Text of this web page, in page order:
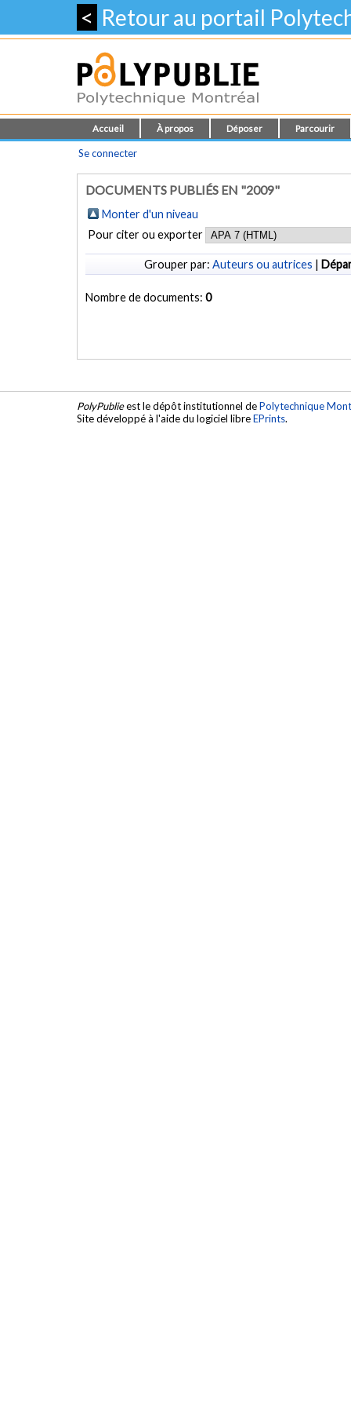
< Retour au portail
Accueil À propos Déposer Parcourir
Se connecter
DOCUMENTS PUBLIÉS EN "2009"
Monter d'un niveau
Pour citer ou exporter
Grouper par: Auteurs ou autrices |
Nombre de documents: 0
PolyPublieest le dépôt institutionnel dePolytechnique
Site développé à l'aide du logiciel libreEPrints.